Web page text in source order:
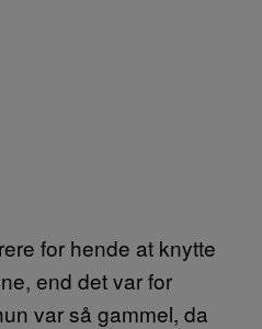
for hende at knytte
end det var for
var så gammel, da